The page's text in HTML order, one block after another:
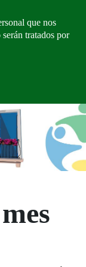
que nos
tratados por